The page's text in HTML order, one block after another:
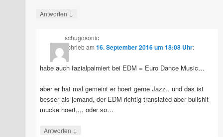
Antworten ↓
schugosonic
schriebam 16. September 2016 um 18:08 Uhr:
habe auch fazialpalmiert bei EDM = Euro Dance Music…
aber er hat mal gemeint er hoert gerne Jazz.. und das ist
besser als jemand, der EDM richtig translated aber bullshit
mucke hoert,,,, oder so…
Antworten ↓